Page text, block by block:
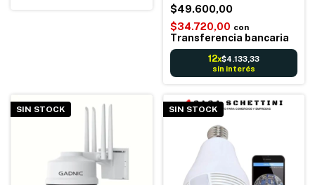
Celulares Pc
$49.600,00
$34.720,00 con
Transferencia bancaria
12x$4.133,33
sin interés
SIN STOCK SIN STOCK